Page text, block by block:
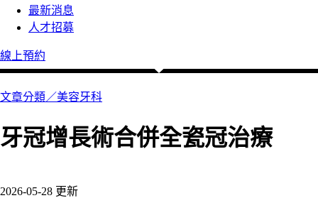
最新消息
人才招募
線上預約
文章分類／美容牙科
牙冠增長術合併全瓷冠治療
2026-05-28 更新